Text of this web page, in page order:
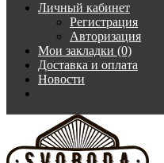
Личный кабинет
Регистрация
Авторизация
Мои закладки (0)
Доставка и оплата
Новости